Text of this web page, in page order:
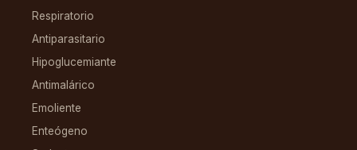
Respiratorio
Antiparasitario
Hipoglucemiante
Antimalárico
Emoliente
Enteógeno